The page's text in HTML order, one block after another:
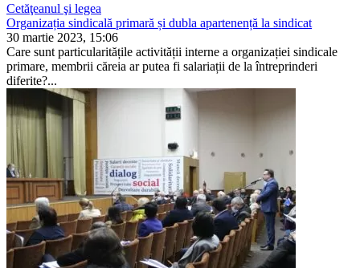
Cetăţeanul şi legea
Organizația sindicală primară și dubla apartenență la sindicat
30 martie 2023, 15:06
Care sunt particularitățile activității interne a organizației sindicale
primare, membrii căreia ar putea fi salariații de la întreprinderi
diferite?...